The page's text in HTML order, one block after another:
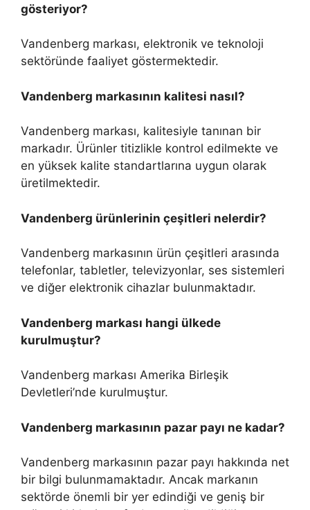
gösteriyor?
Vandenberg markası, elektronik ve teknoloji
sektöründe faaliyet göstermektedir.
Vandenberg markasının kalitesi nasıl?
Vandenberg markası, kalitesiyle tanınan bir
markadır. Ürünler titizlikle kontrol edilmekte ve
en yüksek kalite standartlarına uygun olarak
üretilmektedir.
Vandenberg ürünlerinin çeşitleri nelerdir?
Vandenberg markasının ürün çeşitleri arasında
telefonlar, tabletler, televizyonlar, ses sistemleri
ve diğer elektronik cihazlar bulunmaktadır.
Vandenberg markası hangi ülkede
kurulmuştur?
Vandenberg markası Amerika Birleşik
Devletleri’nde kurulmuştur.
Vandenberg markasının pazar payı ne kadar?
Vandenberg markasının pazar payı hakkında net
bir bilgi bulunmamaktadır. Ancak markanın
sektörde önemli bir yer edindiği ve geniş bir